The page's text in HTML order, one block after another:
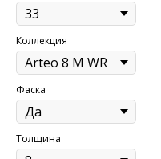
Коллекция
Фаска
Толщина